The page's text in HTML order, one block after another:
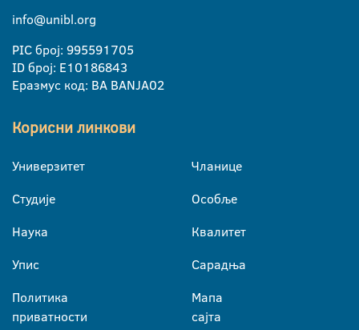
info@unibl.org
PIC број: 995591705
ID број: E10186843
Еразмус код: BA BANJA02
Корисни линкови
Универзитет
Студије
Наука
Упис
Политика
приватности
Чланице
Особље
Квалитет
Сарадња
Мапа
сајта